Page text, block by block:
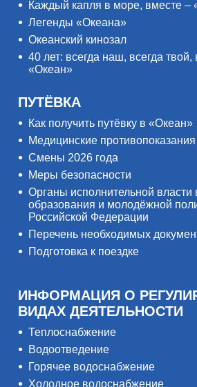
Каждый капля в море, вместе –
Легенды «Океана»
Океанский кинозал
40 лет: всегда наш, всегда твой,
«Океан»
ПУТЁВКА
Как получить путёвку в «Океан»
Медицинские противопоказания
Смены 2026 года
Меры безопасности
Органы исполнительной власти
образования и молодёжной
Российской Федерации
Перечень необходимых
Подготовка к поездке
ИНФОРМАЦИЯ О
ВИДАХ ДЕЯТЕЛЬНОСТИ
Теплоснабжение
Водоотведение
Горячее водоснабжение
Холодное водоснабжение